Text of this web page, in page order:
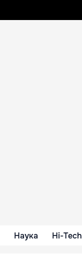
Наука Hi-Tech